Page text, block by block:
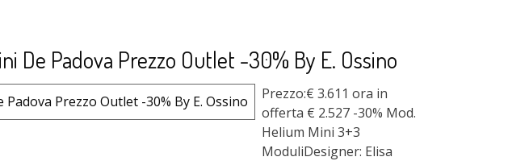
De Padova Prezzo Outlet -30% By E. Ossino
Prezzo:€ 3.611 ora in
offerta € 2.527 -30% Mod.
Helium Mini 3+3
ModuliDesigner: Elisa